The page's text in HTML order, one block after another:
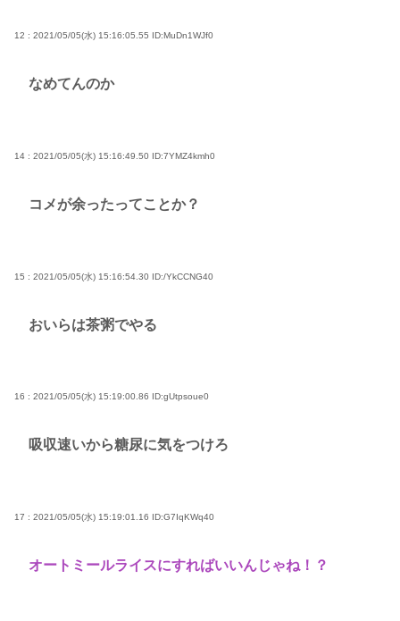
12 : 2021/05/05(水) 15:16:05.55 ID:MuDn1WJf0
なめてんのか
14 : 2021/05/05(水) 15:16:49.50 ID:7YMZ4kmh0
コメが余ったってことか？
15 : 2021/05/05(水) 15:16:54.30 ID:/YkCCNG40
おいらは茶粥でやる
16 : 2021/05/05(水) 15:19:00.86 ID:gUtpsoue0
吸収速いから糖尿に気をつけろ
17 : 2021/05/05(水) 15:19:01.16 ID:G7IqKWq40
オートミールライスにすればいいんじゃね！？